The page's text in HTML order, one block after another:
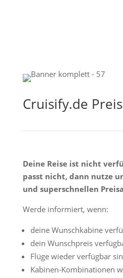
Cruisify.de
Deine Reise ist nicht
passt nicht, dann nutze
und superschnellen
Werde informiert, wenn:
deine Wunschkabine
dein Wunschpreis
Flüge wieder verfügbar
Kabinen-Kombinationen